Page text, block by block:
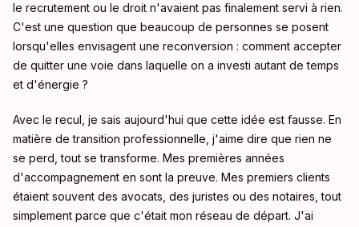
le recrutement ou le droit n'avaient pas finalement servi à rien.
C'est une question que beaucoup de personnes se posent
lorsqu'elles envisagent une reconversion : comment accepter
de quitter une voie dans laquelle on a investi autant de temps
et d'énergie ?
Avec le recul, je sais aujourd'hui que cette idée est fausse. En
matière de transition professionnelle, j'aime dire que rien ne
se perd, tout se transforme. Mes premières années
d'accompagnement en sont la preuve. Mes premiers clients
étaient souvent des avocats, des juristes ou des notaires, tout
simplement parce que c'était mon réseau de départ. J'ai